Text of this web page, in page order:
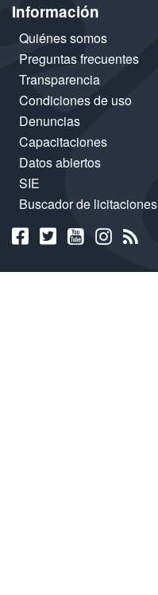
Información
Quiénes somos
Preguntas frecuentes
Transparencia
Condiciones de uso
Denuncias
Capacitaciones
Datos abiertos
SIE
Buscador de licitaciones